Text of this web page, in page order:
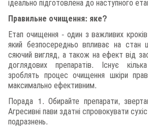
Правильне очищення: яке?
Етап очищення - один з важливих
який безпосередньо впливає на стан
сяючий вигляд, а також на ефект від
доглядових препаратів. Існує
зроблять процес очищення шкіри
максимально ефективним.
Порада 1. Обирайте препарати,
Агресивні пави здатні спровокувати
подразнень.